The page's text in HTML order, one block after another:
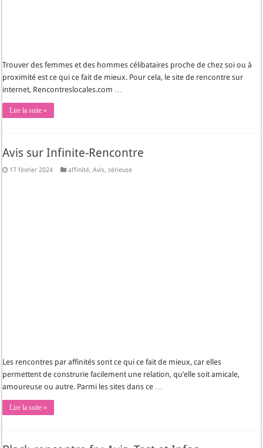
Trouver des femmes et des hommes célibataires proche de chez soi ou à
proximité est ce qui ce fait de mieux. Pour cela, le site de rencontre sur
internet, Rencontreslocales.com …
Lire la suite »
Avis sur Infinite-Rencontre
17 février 2024 affinité,Avis,sérieuse
Les rencontres par affinités sont ce qui ce fait de mieux, car elles
permettent de construrie facilement une relation, qu’elle soit amicale,
amoureuse ou autre. Parmi les sites dans ce …
Lire la suite »